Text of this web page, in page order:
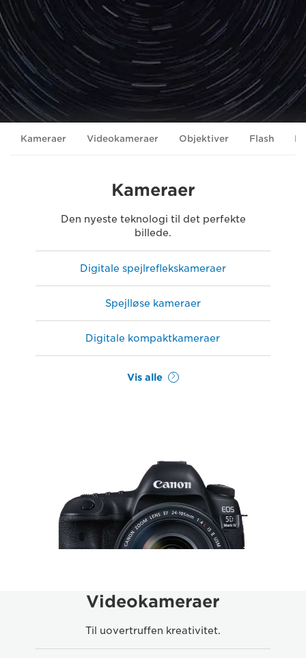
Kameraer Videokameraer Objektiver Flash
Kameraer
Den nyeste teknologi til det perfekte
billede.
Digitale spejlreflekskameraer
Spejlløse kameraer
Digitale kompaktkameraer
Vis alle
Videokameraer
Til uovertruffen kreativitet.